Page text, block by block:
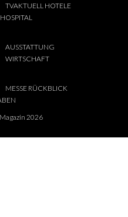
TVAKTUELL HOTELE
AUSSTATTUNG
WIRTSCHAFT
MESSE RÜCKBLICK
2026